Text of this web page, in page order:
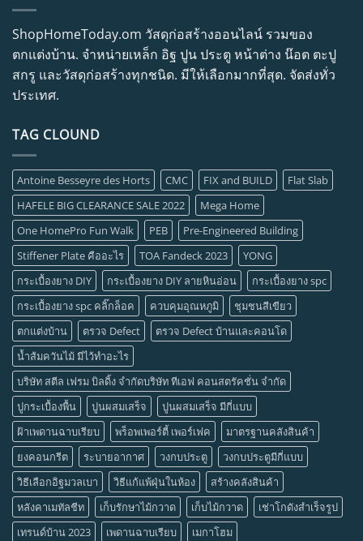
ShopHomeToday.om วัสดุก่อสร้างออนไลน์ รวมของ
ตกแต่งบ้าน. จำหน่ายเหล็ก อิฐ ปูน ประตู หน้าต่าง น๊อต ตะปู
สกรู และวัสดุก่อสร้างทุกชนิด. มีให้เลือกมากที่สุด. จัดส่งทั่ว
ประเทศ.
TAG CLOUND
Antoine Besseyre des Horts CMC FIX and BUILD
Flat Slab
HAFELE BIG CLEARANCE SALE 2022
Mega Home
One HomePro Fun Walk
PEB
Pre-Engineered Building
Stiffener Plate คืออะไร
TOA Fandeck 2023
YONG
กระเบื้องยาง DIY
กระเบื้องยาง DIY ลายหินอ่อน
กระเบื้องยาง spc
กระเบื้องยาง spc คลิ๊กล็อค
ควบคุมอุณหภูมิ
ชุมชนสีเขียว
ตกแต่งบ้าน
ตรวจ Defect
ตรวจ Defect บ้านและคอนโด
น้ำส้มควันไม้ มีไว้ทำอะไร
บริษัท สตีล เฟรม บิลดิ้ง จำกัดบริษัท ทีเอฟ คอนสตรัคชั่น จำกัด
ปูกระเบื้องพื้น
ปูนผสมเสร็จ
ปูนผสมเสร็จ มีกี่แบบ
ฝ้าเพดานฉาบเรียบ
พร็อพเพอร์ตี้ เพอร์เฟค
มาตรฐานคลังสินค้า
ยงคอนกรีต
ระบายอากาศ วงกบประตู
วงกบประตูมีกี่แบบ
วิธีเลือกอิฐมวลเบา
วิธีแก้แพ้ฝุ่นในห้อง
สร้างคลังสินค้า
หลังคาเมทัลชีท
เก็บรักษาไม้กวาด เก็บไม้กวาด
เช่าโกดังสำเร็จรูป
เทรนด์บ้าน 2023
เพดานฉาบเรียบ
เมกาโฮม